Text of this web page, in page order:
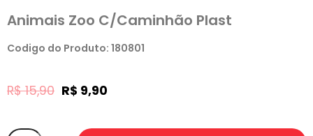
Animais Zoo C/Caminhão Plast
Codigo do Produto: 180801
R$15,90 R$ 9,90